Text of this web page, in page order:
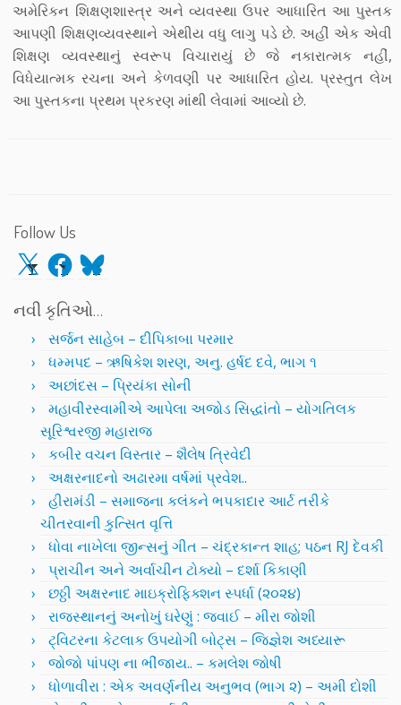
અમેરિકન શિક્ષણશાસ્ત્ર અને વ્યવસ્થા ઉપર આધારિત આ પુસ્તક
આપણી શિક્ષણવ્યવસ્થાને એથીય વધુ લાગુ પડે છે. અહીં એક એવી
શિક્ષણ વ્યવસ્થાનું સ્વરૂપ વિચારાયું છે જે નકારાત્મક નહીં,
વિધેયાત્મક રચના અને કેળવણી પર આધારિત હોય. પ્રસ્તુત લેખ
આ પુસ્તકના પ્રથમ પ્રકરણ માંથી લેવામાં આવ્યો છે.
Follow Us
X Facebook
Bluesky
નવી કૃતિઓ…
સર્જન સાહેબ – દીપિકાબા પરમાર
ધમ્મપદ – ઋષિકેશ શરણ, અનુ. હર્ષદ દવે, ભાગ ૧
અછાંદસ – પ્રિયંકા સોની
મહાવીરસ્વામીએ આપેલા અજોડ સિદ્ધાંતો – યોગતિલક
સૂરિશ્વરજી મહારાજ
કબીર વચન વિસ્તાર – શૈલેષ ત્રિવેદી
અક્ષરનાદનો અઢારમા વર્ષમાં પ્રવેશ..
હીરામંડી – સમાજના કલંકને ભપકાદાર આર્ટ તરીકે
ચીતરવાની કુત્સિત વૃત્તિ
ધોવા નાખેલા જીન્સનું ગીત – ચંદ્રકાન્ત શાહ; પઠન RJ દેવકી
પ્રાચીન અને અર્વાચીન ટોક્યો – દર્શા કિકાણી
છઠ્ઠી અક્ષરનાદ માઇક્રોફિક્શન સ્પર્ધા (૨૦૨૪)
રાજસ્થાનનું અનોખું ઘરેણું : જવાઈ – મીરા જોશી
ટ્વિટરના કેટલાક ઉપયોગી બોટ્સ – જિજ્ઞેશ અધ્યારૂ
જોજો પાંપણ ના ભીંજાય.. – કમલેશ જોષી
ધોળાવીરા : એક અવર્ણનીય અનુભવ (ભાગ ૨) – અમી દોશી